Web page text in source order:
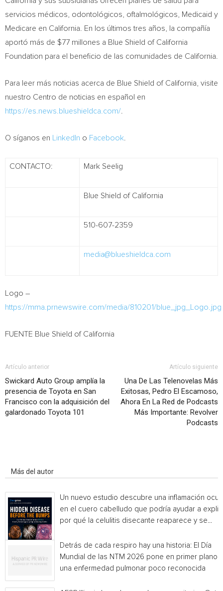
servicios médicos, odontológicos, oftalmológicos, Medicaid y
Medicare en California . En los últimos tres años, la compañía
aportó más de $77 millones a Blue Shield of California
Foundation para el beneficio de las comunidades de California
Para leer más noticias acerca de Blue Shield of California , visite
nuestro Centro de noticias en español en
https://es.news.blueshieldca.com/
O síganos en LinkedIn o Facebook
CONTACTO: Mark Seelig
Blue Shield of California
510-607-2359
media@blueshieldca.com
Logo –
https://mma.prnewswire.com/media/810201/blue_jpg_Logo.jpg
FUENTE Blue Shield of California
Artículo anterior
Swickard Auto Group amplía la
presencia de Toyota en San
Francisco con la adquisición del
galardonado Toyota 101
Artículo siguiente
Una De Las Telenovelas Más
Exitosas, Pedro El Escamoso,
Ahora En La Red de Podcasts
Más Importante: Revolver
Podcasts
Más del autor
Un nuevo estudio descubre una inflamación
en el cuero cabelludo que podría ayudar a
por qué la celulitis disecante reaparece y se...
Detrás de cada respiro hay una historia: El Día
Mundial de las NTM 2026 pone en primer plano
una enfermedad pulmonar poco reconocida